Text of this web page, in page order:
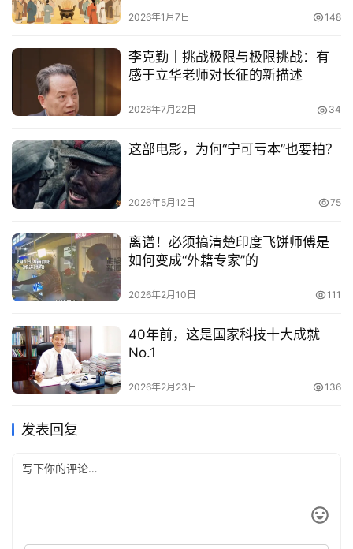
2026年1月7日 148
李克勤｜挑战极限与极限挑战：有
感于立华老师对长征的新描述
2026年7月22日 34
这部电影，为何“宁可亏本”也要拍？
2026年5月12日 75
离谱！必须搞清楚印度飞饼师傅是
如何变成“外籍专家”的
2026年2月10日 111
40年前，这是国家科技十大成就
No.1
2026年2月23日 136
发表回复